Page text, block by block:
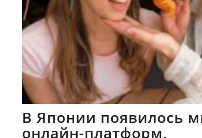
В Японии появилось
онлайн-платформ,